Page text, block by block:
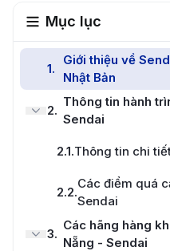
Mục lục
1.
Giới thiệu về
Nhật Bản
2.
Thông tin hành
Sendai
2.1.Thông tin chi
2.2.
Các điểm quá
Sendai
3.
Các hãng hàng
Nẵng - Sendai